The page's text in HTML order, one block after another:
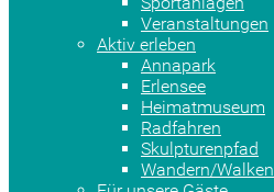
Veranstaltungen
Aktiv erleben
Annapark
Erlensee
Heimatmuseum
Radfahren
Skulpturenpfad
Wandern/Walken